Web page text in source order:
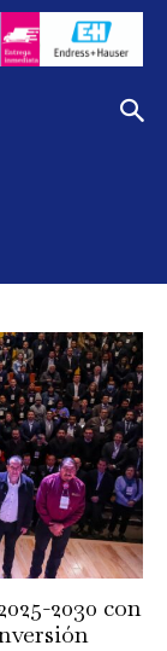
2030 con